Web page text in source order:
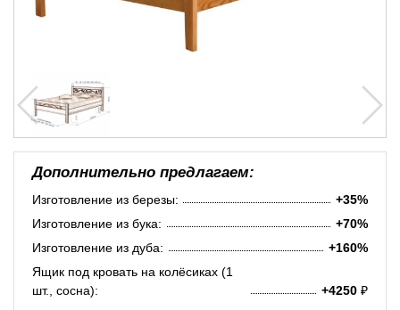
Дополнительно предлагаем:
Изготовление из березы:
+35%
Изготовление из бука:
+70%
Изготовление из дуба:
+160%
Ящик под кровать на колёсиках (1
шт., сосна):
+4250 ₽